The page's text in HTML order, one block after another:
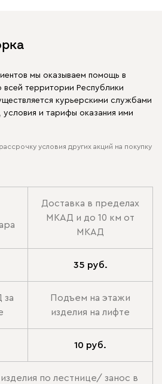
мы оказываем помощь в
всей территории Республики
курьерскими службами
условия и тарифы оказания ими
условия других акций на покупку
Доставка в пределах
МКАД и до 10 км от
МКАД
35 руб.
за
Подъем на этажи
изделия на лифте
10 руб.
по лестнице/ занос в